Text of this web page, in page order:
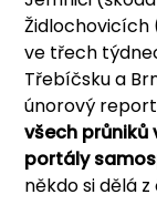
Židlochovicích
ve třech
Třebíčsku a
únorový report
všech průniků
portály
někdo si dělá